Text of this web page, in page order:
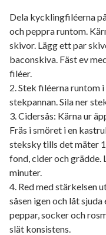
Dela kycklingfiléerna
och peppra runtom.
skivor. Lägg ett par
baconskiva. Fäst ev
filéer.
2. Stek filéerna runtom
stekpannan. Sila ner
3. Cidersås: Kärna ur
Fräs i smöret i en
steksky tills det mäter
fond, cider och grädde.
minuter.
4. Red med stärkelsen
såsen igen och låt sjuda
peppar, socker och
slät konsistens.